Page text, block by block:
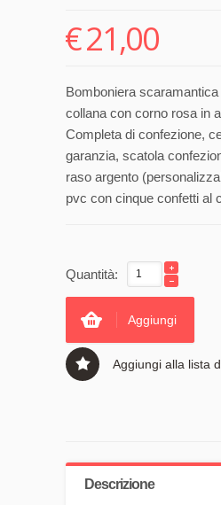
€21,00
Bomboniera
collana con corno rosa in
Completa di confezione,
garanzia, scatola
raso argento
pvc con cinque confetti al
Quantità:
Aggiungi
Aggiungi alla lista
Descrizione